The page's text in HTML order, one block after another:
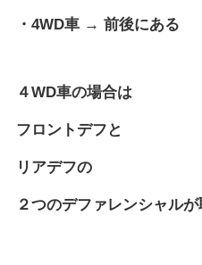
・4WD車 → 前後にある
４WD車の場合は
フロントデフと
リアデフの
２つのデファレンシャル